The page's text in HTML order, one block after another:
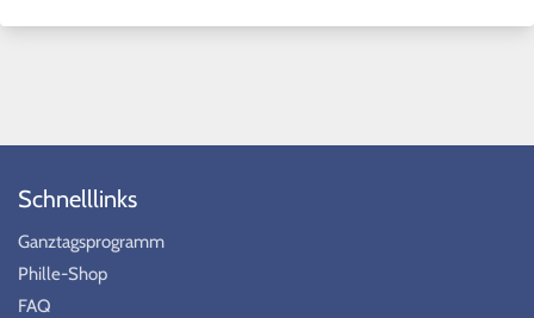
Schnelllinks
Ganztagsprogramm
Phille-Shop
FAQ